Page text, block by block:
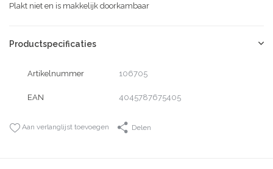
Plakt niet en is makkelijk doorkambaar
Productspecificaties
Artikelnummer 106705
EAN 4045787675405
Aan verlanglijst toevoegen Delen